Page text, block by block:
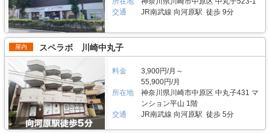
思った。
環境です。 費用や契約について教えてください。 月額11,300円（税込）の
価格でバイクボックスをご利用頂けます。「ハローバイクボックス足立竹ノ
塚パート2」は施設見学が可能なので、バイクボックスの大きさや立地が気
になる方は見学を申し込みください。契約時はバイクのナンバーを確認して
います。これからバイクを購入する方はお問い合わせの際にお知らせくださ
い。時期によっては月額使用料や事務手数料がお得になるキャンペーンも実
施していますので、LIFULLトランクルームの施設詳細ページをご覧くださ
い。 編集後記 現在、都内を中心に約1,000台（2020年1月現在）のバイク専
用スペースを管理しているエリアリンク株式会社。2016年頃、西東京エリ
アで試験的にはじめた駐車場タイプのバイクパーキングは当初ここまでの拡
大を予想していなかったとのことだが、順調に拡大を続けているという。人
気施設の一つである足立区の「ハローバイクボックス足立竹ノ塚パート2」
は、風雨による汚れや浸食防止に強いBOXシェローを採用しており、東証
マザーズ上場企業が運営しているバイク専用のスペースなので、安心して利
にあることが多いのですが、「トランクハウス24」は住宅街の生活道路に
面しているため地域に密着した運営ができています（ご自宅から車で荷物を
運送するサービスも利用可能）。また、利用用途で多いのはファミリー層の
他、都心の店舗は一人暮らしの若い方や女性、法人企業にも利用いただいて
います。任意に調査したユーザーインタビューでは「一度使うと便利さが分
かった」という声も多く、衣類や本などの趣味や生活用品を自宅以外の押入
れに入れておく感覚で中長期的に利用されている傾向があります。 セキュ
リティや安全面について教えてください。 トランクハウス24で細心の注意
を払っているのが空気の流れ。外が寒いから中は暖かくではなく、結露やカ
ビができないように温度調整が必要で、その鍵を握るのが、各階に数点設置
しているサーキュレーター。風を送り込み部屋の空気を循環させることで荷
物を保管するのに最適な環境を1年中作り出しています。また、トランクハ
ウス24東中野店では、スマートキーや専用アプリによる鍵の解錠施錠にも
対応。警備会社と契約をしているため、万が一のことがあっても対応できる
交通
JR南武線 向河原駅 徒歩 9分
屋内 スペラボ 川崎中丸子
料金
3,900円/月～
55,900円/月
所在地
神奈川県川崎市中原区 中丸子431 マ
ンション平山 1階
交通
JR南武線 向河原駅 徒歩 5分